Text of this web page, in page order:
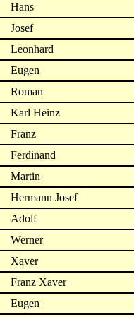
Hans
Josef
Leonhard
Eugen
Roman
Karl Heinz
Franz
Ferdinand
Martin
Hermann Josef
Adolf
Werner
Xaver
Franz Xaver
Eugen